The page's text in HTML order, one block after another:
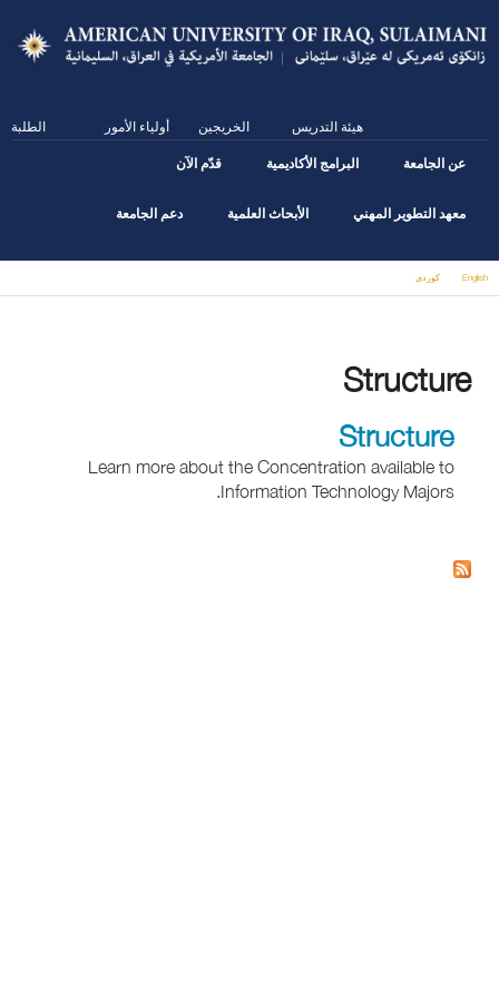
main
content
الطلبة أولياء الأمور الخريجين هيئة التدريس
عن الجامعة البرامج الأكاديمية قدّم الآن
معهد التطوير المهني الأبحاث العلمية دعم الجامعة
English كوردى
Structure
Structure
Learn more about the Concentration available to
Information Technology Majors.